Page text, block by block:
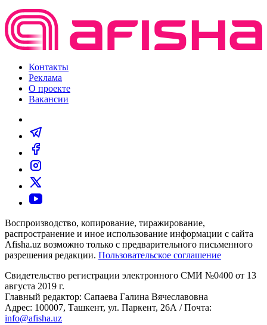
Контакты
Реклама
О проекте
Вакансии
Воспроизводство, копирование, тиражирование,
распространение и иное использование информации с сайта
Afisha.uz возможно только с предварительного письменного
разрешения редакции. Пользовательское соглашение
Свидетельство регистрации электронного СМИ №0400 от 13
августа 2019 г.
Главный редактор: Сапаева Галина Вячеславовна
Адрес: 100007, Ташкент, ул. Паркент, 26А / Почта:
info@afisha.uz